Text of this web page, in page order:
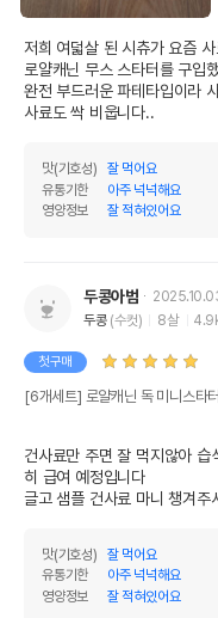
저희 여덟살 된 시츄가 요즘
로얄캐닌 무스 스타터를 구입
완전 부드러운 파테타입이라
사료도 싹 비웁니다..
맛(기호성)
잘 먹어요
유통기한
아주 넉넉해요
영양정보
잘 적혀있어요
두콩아범
두콩 (수컷) 8살
첫구매
[6개세트] 로얄캐닌 독 미니스타
건사료만 주면 잘 먹지않아
히 급여 예정입니다
글고 샘플 건사료 마니 챙겨주
맛(기호성)
잘 먹어요
유통기한
아주 넉넉해요
영양정보
잘 적혀있어요